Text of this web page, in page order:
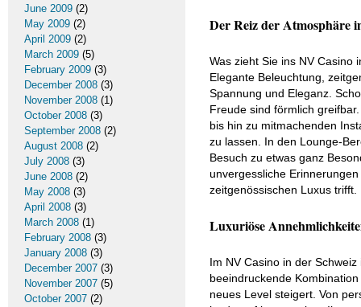
Der Reiz der Atmosphäre
Was zieht Sie ins NV Casino
Elegante Beleuchtung,
Spannung und Eleganz.
Freude sind förmlich
bis hin zu mitmachenden
zu lassen. In den Lounge-
Besuch zu etwas ganz
unvergessliche
zeitgenössischen Luxus trifft.
Luxuriöse
Im NV Casino in der
beeindruckende
neues Level steigert. Von
June 2009 (2)
May 2009 (2)
April 2009 (2)
March 2009 (5)
February 2009 (3)
December 2008 (3)
November 2008 (1)
October 2008 (3)
September 2008 (2)
August 2008 (2)
July 2008 (3)
June 2008 (2)
May 2008 (3)
April 2008 (3)
March 2008 (1)
February 2008 (3)
January 2008 (3)
December 2007 (3)
November 2007 (5)
October 2007 (2)